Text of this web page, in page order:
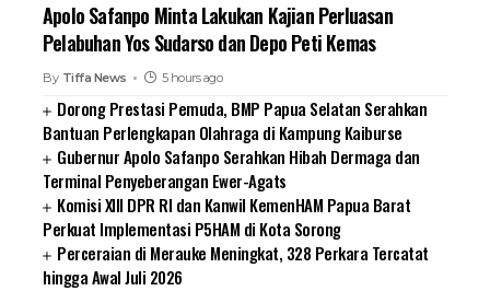
Apolo Safanpo Minta Lakukan Kajian Perluasan
Pelabuhan Yos Sudarso dan Depo Peti Kemas
By Tiffa News 5 hours ago
Dorong Prestasi Pemuda, BMP Papua Selatan Serahkan
Bantuan Perlengkapan Olahraga di Kampung Kaiburse
Gubernur Apolo Safanpo Serahkan Hibah Dermaga dan
Terminal Penyeberangan Ewer-Agats
Komisi XIII DPR RI dan Kanwil KemenHAM Papua Barat
Perkuat Implementasi P5HAM di Kota Sorong
Perceraian di Merauke Meningkat, 328 Perkara Tercatat
hingga Awal Juli 2026